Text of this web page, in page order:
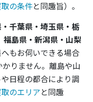
の条件と同趣旨）。
千葉県・埼玉県・栃
福島県・新潟県・山梨
もお伺いできる場合
りません。離島や山
日程の都合により調
のエリアと同趣